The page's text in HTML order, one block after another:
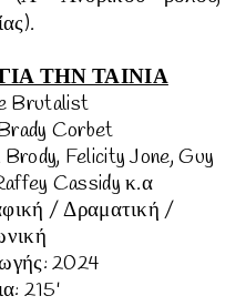
.
ΤΗΝ ΤΑΙΝΙΑ
Brutalist
Corbet
Felicity Jone, Guy
Cassidy κ.α
/ Δραματική /
2024
215'